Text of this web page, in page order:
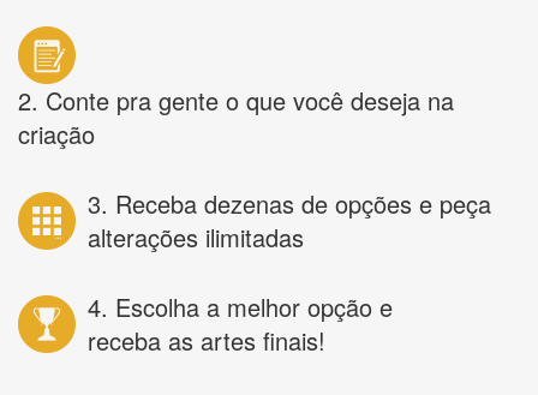
2. Conte pra gente o que você deseja na
criação
3. Receba dezenas de opções e peça
alterações ilimitadas
4. Escolha a melhor opção e
receba as artes finais!